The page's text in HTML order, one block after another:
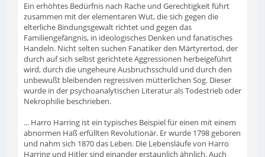
Ein erhöhtes Bedürfnis nach Rache und Gerechtigkeit führt
zusammen mit der elementaren Wut, die sich gegen die
elterliche Bindungsgewalt richtet und gegen das
Familiengefängnis, in ideologisches Denken und fanatisches
Handeln. Nicht selten suchen Fanatiker den Märtyrertod, der
durch auf sich selbst gerichtete Aggressionen herbeigeführt
wird, durch die ungeheure Ausbruchsschuld und durch den
unbewußt bleibenden regressiven mütterlichen Sog. Dieser
wurde in der psychoanalytischen Literatur als Todestrieb oder
Nekrophilie beschrieben.
... Harro Harring ist ein typisches Beispiel für einen mit einem
abnormen Haß erfüllten Revolutionär. Er wurde 1798 geboren
und nahm sich 1870 das Leben. Die Lebensläufe von Harro
Harring und Hitler sind einander erstaunlich ähnlich. Auch